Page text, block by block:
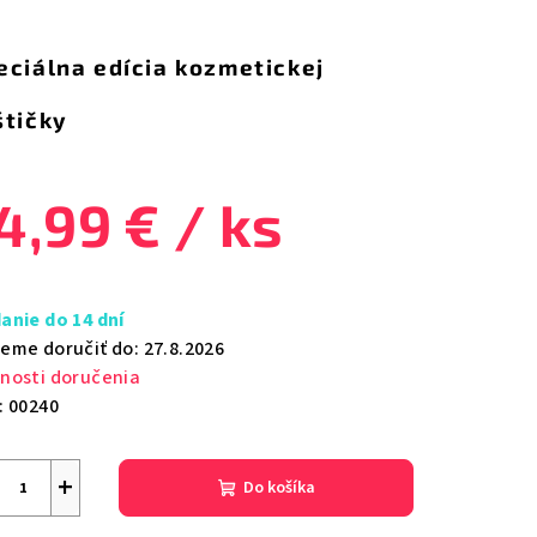
edícia kozmetickej
€ / ks
do 14 dní
doručiť do: 27.8.2026
doručenia
00240
+ Do košíka